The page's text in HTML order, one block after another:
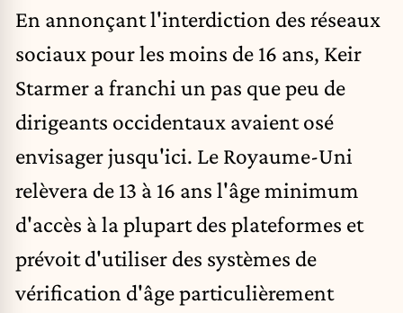
En annonçant l'interdiction des réseaux
sociaux pour les moins de 16 ans, Keir
Starmer a franchi un pas que peu de
dirigeants occidentaux avaient osé
envisager jusqu'ici. Le Royaume-Uni
relèvera de 13 à 16 ans l'âge minimum
d'accès à la plupart des plateformes et
prévoit d'utiliser des systèmes de
vérification d'âge particulièrement